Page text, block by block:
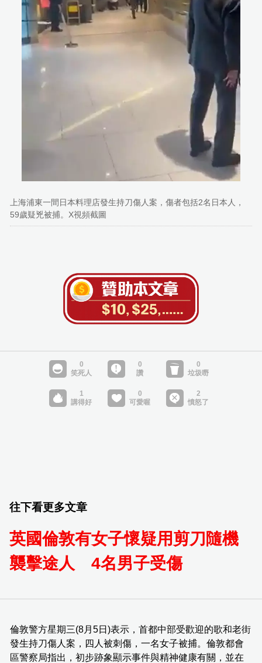
上海浦東一間日本料理店發生持刀傷人案，傷者包括2名日本人，
59歲疑兇被捕。X視頻截圖
往下看更多文章
英國倫敦有女子懷疑用剪刀隨機
襲擊途人 4名男子受傷
倫敦警方星期三(8月5日)表示，首都中部受歡迎的歌和老街
發生持刀傷人案，四人被刺傷，一名女子被捕。倫敦都會
區警察局指出，初步跡象顯示事件與精神健康有關，並在